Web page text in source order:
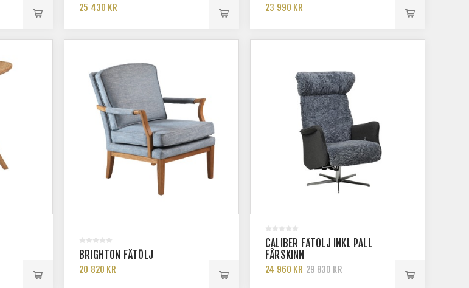
25 430 KR 23 990 KR
BRIGHTON FÅTÖLJ
20 820 KR
CALIBER FÅTÖLJ INKL PALL
FÅRSKINN
24 960 KR 29 830 KR